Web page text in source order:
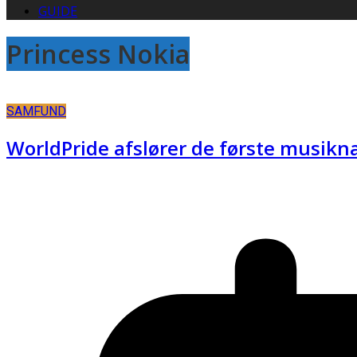
GUIDE
Princess Nokia
SAMFUND
WorldPride afslører de første